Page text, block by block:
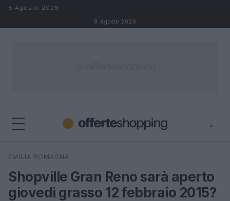
Salta al contenuto
8 Agosto 2026
8 Agosto 2026
⌕
Cerca
EMILIA ROMAGNA
Shopville Gran Reno sarà aperto
giovedì grasso 12 febbraio 2015?